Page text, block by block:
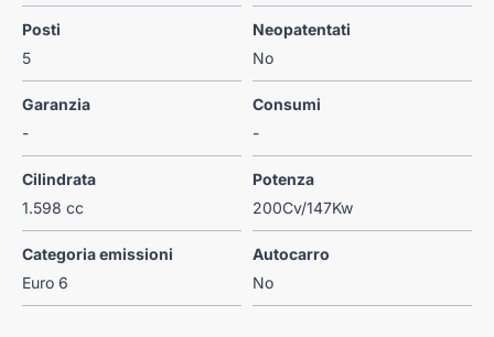
Posti
5
Neopatentati
No
Garanzia
-
Consumi
-
Cilindrata
1.598 cc
Potenza
200Cv/147Kw
Categoria emissioni
Euro 6
Autocarro
No